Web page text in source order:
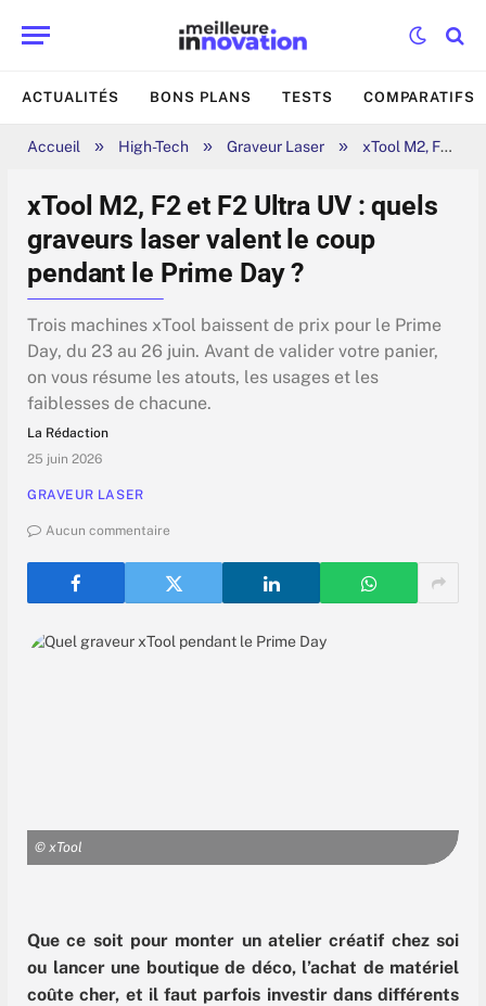
ACTUALITÉS BONS PLANS TESTS COMPARATIFS
Accueil » High-Tech » Graveur Laser » xTool M2, F2 et F2 Ultra UV : quels graveurs laser valent le coup pendant le Prime Day ?
xTool M2, F2 et F2 Ultra UV : quels
graveurs laser valent le coup
pendant le Prime Day ?
Trois machines xTool baissent de prix pour le Prime
Day, du 23 au 26 juin. Avant de valider votre panier,
on vous résume les atouts, les usages et les
faiblesses de chacune.
La Rédaction
25 juin 2026
GRAVEUR LASER
Aucun commentaire
© xTool
Que ce soit pour monter un atelier créatif chez soi
ou lancer une boutique de déco, l’achat de matériel
coûte cher, et il faut parfois investir dans différents